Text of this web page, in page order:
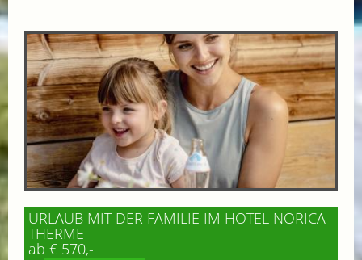
URLAUB MIT DER FAMILIE IM HOTEL NORICA
THERME
ab € 570,-